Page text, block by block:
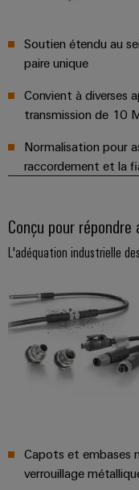
Soutien étendu au
paire unique
Convient à diverses
transmission de 10
Normalisation pour
raccordement et la
Conçu pour
L'adéquation industrielle
Capots et embases
verrouillage